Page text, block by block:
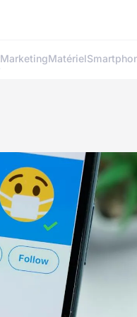
MarketingMatériel